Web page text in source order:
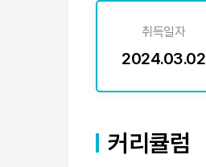
취득일자
2024.03.02
커리큘럼